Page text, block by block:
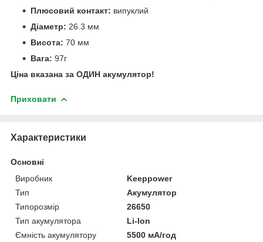
Плюсовий контакт: випуклий
Діаметр: 26.3 мм
Висота: 70 мм
Вага: 97г
Ціна вказана за ОДИН акумулятор!
Приховати
Характеристики
Основні
Виробник
Keeppower
Тип
Акумулятор
Типорозмір
26650
Тип акумулятора
Li-Ion
Ємність акумулятору
5500 мА/год